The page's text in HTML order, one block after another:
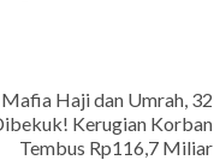
Haji dan Umrah, 32
Kerugian Korban
Tembus Rp116,7 Miliar